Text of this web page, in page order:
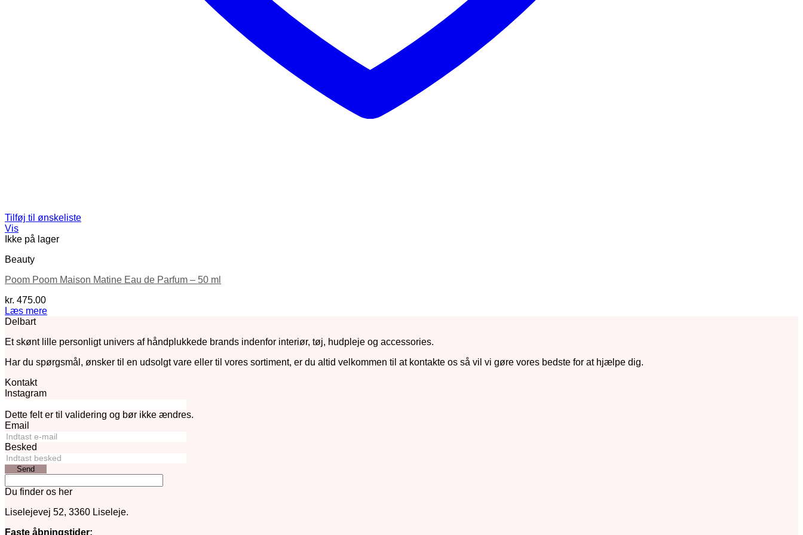
Tilføj til ønskeliste
Vis
Ikke på lager
Beauty
Poom Poom Maison Matine Eau de Parfum – 50 ml
kr. 475.00
Læs mere
Delbart
Et skønt lille personligt univers af håndplukkede brands indenfor interiør, tøj, hudpleje og accessories.
Har du spørgsmål, ønsker til en udsolgt vare eller til vores sortiment, er du altid velkommen til at kontakte os så vil vi gøre vores bedste for at hjælpe dig.
Kontakt
Instagram
Dette felt er til validering og bør ikke ændres.
Email
Besked
Send
Du finder os her
Liselejevej 52, 3360 Liseleje.
Faste åbningstider: